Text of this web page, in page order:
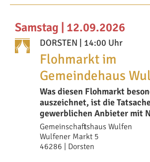
Samstag | 12.09.2026
DORSTEN | 14:00 Uhr
Flohmarkt im
Gemeindehaus
Was diesen Flohmarkt
auszeichnet, ist die
gewerblichen Anbieter mit
zugelassen sind. S
Gemeinschaftshaus Wulfen
Wulfener Markt 5
46286 | Dorsten